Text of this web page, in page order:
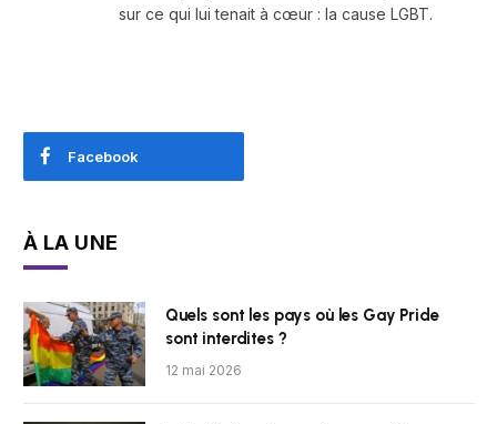
sur ce qui lui tenait à cœur : la cause LGBT.
Facebook
À LA UNE
Quels sont les pays où les Gay Pride
sont interdites ?
12 mai 2026